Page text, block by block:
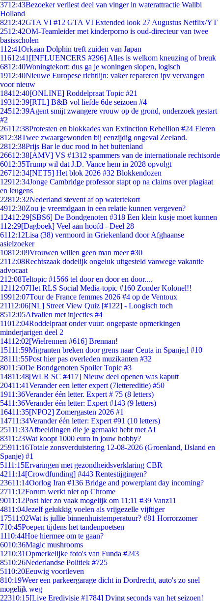
3712:43Bezoeker verliest deel van vinger in waterattractie Walibi
Holland
8212:42GTA VI #12 GTA VI Extended look 27 Augustus Netflix/YT
2512:42OM-Teamleider met kinderporno is oud-directeur van twee
basisscholen
112:41Orkaan Dolphin treft zuiden van Japan
11612:41 [INFLUENCERS #296] Alles is welkom kneuzing of breuk
6812:40Woningtekort: dus ga je woningen slopen, logisch
1912:40Nieuwe Europese richtlijn: vaker repareren ipv vervangen
voor nieuw
18412:40[ONLINE] Roddelpraat Topic #21
19312:39[RTL] B&B vol liefde 6de seizoen #4
24512:39Agent smijt zwangere vrouw op de grond, onderzoek gestart
#2
26112:38Protesten en blokkades van Extinction Rebellion #24 Eieren
812:38Twee zwaargewonden bij eenzijdig ongeval Zeeland.
2812:38Prijs Bar le duc rood in het buitenland
26612:38[AMV] VS #1312 spammers van de internationale rechtsorde
6012:35Trump wil dat J.D. Vance hem in 2028 opvolgt
26712:34[NET5] Het blok 2026 #32 Blokkendozen
12912:34Jonge Cambridge professor stapt op na claims over plagiaat
en leugens
22812:32Nederland stevent af op watertekort
4912:30Zou je vreemdgaan in een relatie kunnen vergeven?
12412:29[SBS6] De Bondgenoten #318 Een klein kusje moet kunnen
112:29[Dagboek] Veel aan hoofd - Deel 28
6112:12Lisa (38) vermoord in Griekenland door Afghaanse
asielzoeker
10812:09Vrouwen willen geen man meer #30
2112:08Rechtszaak dodelijk ongeluk uitgesteld vanwege vakantie
advocaat
212:08Teltopic #1566 tel door en door en door....
12112:07Het RLS Social Media-topic #160 Zonder Kolonel!!
19912:07Tour de France femmes 2026 #4 op de Ventoux
21112:06[NL] Street View Quiz [#122] - Loogisch toch
8512:05Afvallen met injecties #4
11012:04Roddelpraat onder vuur: ongepaste opmerkingen
minderjarigen deel 2
14112:02[Wielrennen #616] Brennan!
15111:59Migranten breken door grens naar Ceuta in Spanje,l #10
28111:55Post hier pas overleden muzikanten #32
8011:50De Bondgenoten Spoiler Topic #3
14811:48[WLR SC #417] Nieuw deel openen was kaputt
20411:41Verander een letter expert (7lettereditie) #50
1911:36Verander één letter. Expert # 75 (8 letters)
5411:36Verander één letter: Expert #143 (9 letters)
16411:35[NPO2] Zomergasten 2026 #1
14711:34Verander één letter: Expert #91 (10 letters)
25111:33Afbeeldingen die je gemaakt hebt met AI
8311:23Wat koopt 1000 euro in jouw hobby?
25911:16Totale zonsverduistering 12-08-2026 (Groenland, IJsland en
Spanje) #1
5111:15Ervaringen met gezondheidsverklaring CBR
4211:14[Crowdfunding] #443 Rentestijgingen?
23611:14Oorlog Iran #136 Bridge and powerplant day incoming?
2711:12Forum werkt niet op Chrome
9011:12Post hier zo vaak mogelijk om 11:11 #39 Vanz11
4811:04Jezelf gelukkig voelen als vrijgezelle vijftiger
17511:02Wat is jullie binnenhuistemperatuur? #81 Horrorzomer
710:45Poepen tijdens het tandenpoetsen
1110:44Hoe hiermee om te gaan?
6010:36Magic mushrooms
1210:31Opmerkelijke foto's van Funda #243
8510:26Nederlandse Politiek #725
5110:20Eeuwig voortleven
810:19Weer een parkeergarage dicht in Dordrecht, auto's zo snel
mogelijk weg
22310:15[Live Eredivisie #1784] Dying seconds van het seizoen!